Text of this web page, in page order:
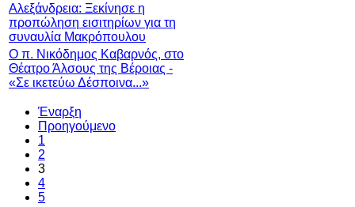
Αλεξάνδρεια: Ξεκίνησε η
προπώληση εισιτηρίων για τη
συναυλία Μακρόπουλου
Ο π. Νικόδημος Καβαρνός, στο
Θέατρο Άλσους της Βέροιας -
«Σε ικετεύω Δέσποινα...»
Έναρξη
Προηγούμενο
1
2
3
4
5